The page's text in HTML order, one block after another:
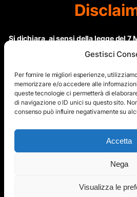
Gestisci
Per fornire le migliori esperienze,
memorizzare e/o accedere alle
queste tecnologie ci permetterà di
di navigazione o ID unici su questo sito.
consenso può influire negativamente su
Accetta
Nega
Visualizza le
Si dichiara, ai sensi della legge del 7
questo sito non rientra nella
regolari. Le immagini dei
Copyright © sono riproducibili solo
autorizzazione. Il contenuto del
immagini, eccetto dove
protetto da Copyright © e non può
diffuso tramite nessun mezzo
esplicita autorizzazione scritta da
nel cuore”
Mappa del